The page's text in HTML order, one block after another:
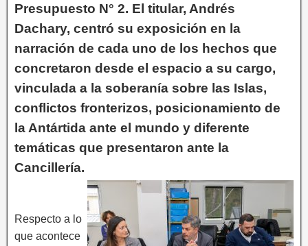
Presupuesto N° 2. El titular, Andrés
Dachary, centró su exposición en la
narración de cada uno de los hechos que
concretaron desde el espacio a su cargo,
vinculada a la soberanía sobre las Islas,
conflictos fronterizos, posicionamiento de
la Antártida ante el mundo y diferente
temáticas que presentaron ante la
Cancillería.
Respecto a lo
que acontece